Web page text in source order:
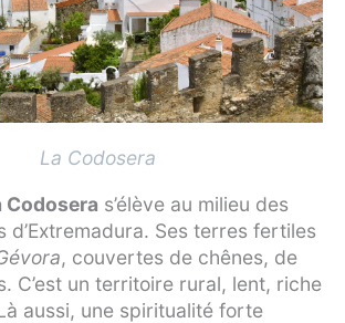
La Codosera
Codosera s’élève au milieu des
d’Extremadura. Ses terres fertiles
, couvertes de chênes, de
C’est un territoire rural, lent, riche
aussi, une spiritualité forte